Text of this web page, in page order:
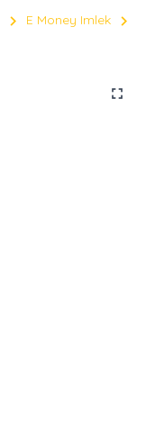
chevron_right E Money Imlek chevron_right
fullscreen